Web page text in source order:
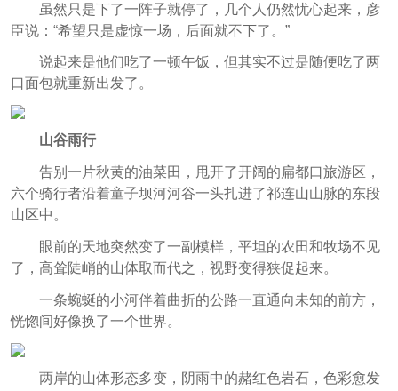
虽然只是下了一阵子就停了，几个人仍然忧心起来，彦
臣说：“希望只是虚惊一场，后面就不下了。”
说起来是他们吃了一顿午饭，但其实不过是随便吃了两
口面包就重新出发了。
山谷雨行
告别一片秋黄的油菜田，甩开了开阔的扁都口旅游区，
六个骑行者沿着童子坝河河谷一头扎进了祁连山山脉的东段
山区中。
眼前的天地突然变了一副模样，平坦的农田和牧场不见
了，高耸陡峭的山体取而代之，视野变得狭促起来。
一条蜿蜒的小河伴着曲折的公路一直通向未知的前方，
恍惚间好像换了一个世界。
两岸的山体形态多变，阴雨中的赭红色岩石，色彩愈发